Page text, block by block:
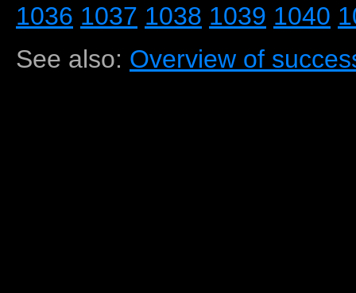
1036 1037 1038 1039 1040
See also: Overview of